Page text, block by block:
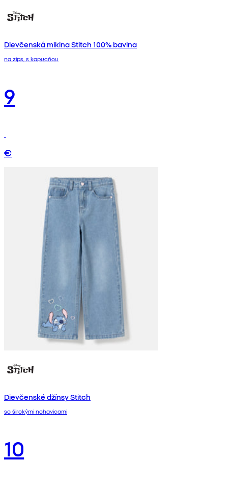
Dievčenská mikina Stitch 100% bavlna
na zips, s kapucňou
9
€
Dievčenské džínsy Stitch
so širokými nohavicami
10